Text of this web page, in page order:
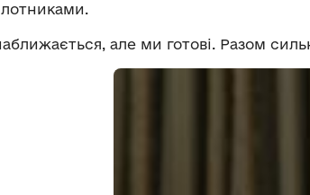
але ми готові. Разом